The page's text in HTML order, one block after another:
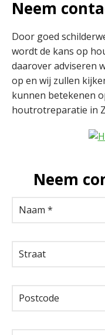
Neem
Door goed
wordt de kans op
daarover adviseren
op en wij zullen
kunnen betekenen
houtrotreparatie in
Neem